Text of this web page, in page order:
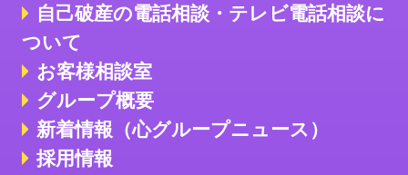
自己破産の電話相談・テレビ電話相談に
ついて
お客様相談室
グループ概要
新着情報（心グループニュース）
採用情報